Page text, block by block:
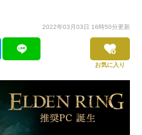
2022年03月03日 16時50分更新
お気に入り